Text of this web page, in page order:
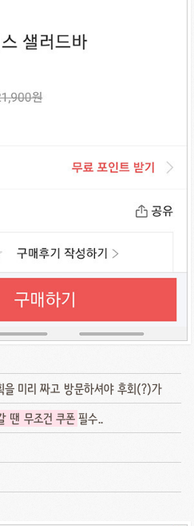
미리 짜고 방문하셔야 후회(?)가
땐 무조건 쿠폰필수..